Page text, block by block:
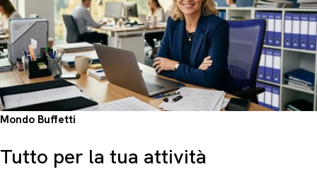
Mondo Buffetti
Tutto per la tua attività